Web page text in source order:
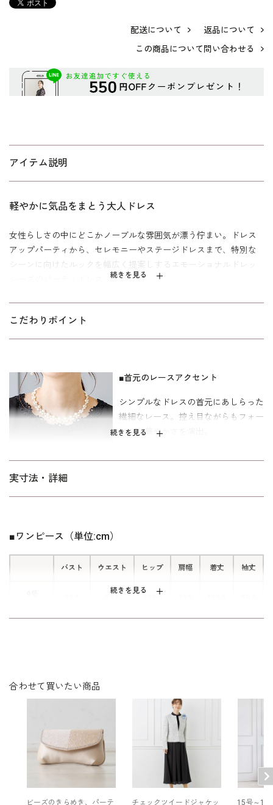
配送について
返品について
この商品について問い合わせる
アイテム説明
続きを見る
軽やかに気品をまとう大人ドレス
女性らしさの中にどこかノーブルな雰囲気が漂う佇まい。ドレス
アップパーティから、セレモニーやステージドレスまで、特別な
シーンに向けたルックを幅広く提案しするエモーショナルドレッ
シーズのパーティドレス。
艶やかなソフトオーガンと、透け感が美しいシフォンジョーゼッ
トを組み合わせた上品なドレス。歩くたびに軽やかに揺れるシル
す。結婚式やパーティーなど、特別な日を上品に彩ります。
30～40代を中心とした、メリハリのあるボディラインに適した
「標準」の寸法を使用しています。サイズ表記はイタリア式で
こだわりポイント
続きを見る
■首元のレースアクセント
シンプルなドレスの首元にあしらった
繊細なレース。控え目ながらもフォー
マルな華やかさを演出。
袖には透け感のあるきれいなシフォン
実寸法・詳細
続きを見る
■ワンピース（単位:cm）
バスト ウエスト ヒップ 肩幅 着丈 袖丈
素材
袖
表側 ポリエステル100％
裏側 ナイロン 100％
襟ぐりレース
レーヨン50％
綿 50％
裏地：ポリエステル100％
合わせて買いたい商品
ビーズのきらめき、パーテ チェックツイードジャケッ 15号～19